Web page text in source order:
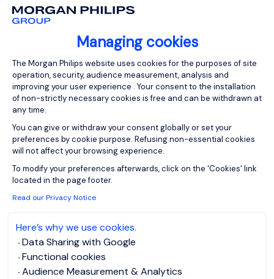
Managing cookies
Consent Management Platform:
The Morgan Philips website uses cookies for the purposes of site
operation, security, audience measurement, analysis and
improving your user experience . Your consent to the installation
of non-strictly necessary cookies is free and can be withdrawn at
any time.
You can give or withdraw your consent globally or set your
preferences by cookie purpose. Refusing non-essential cookies
will not affect your browsing experience.
To modify your preferences afterwards, click on the 'Cookies' link
located in the page footer.
Read our Privacy Notice
Here’s why we use cookies.
Data Sharing with Google
Functional cookies
Audience Measurement & Analytics
Permanent
Desde Morgan Philips Specialist Recruitment
estamos buscando un Responsable de Compras
con amplia experiencia gestionando grandes
fuerte crecimiento y con exposición internacional.
Requisitos principales Más de 10 años en
Compras. Gestión de ...
View job and apply